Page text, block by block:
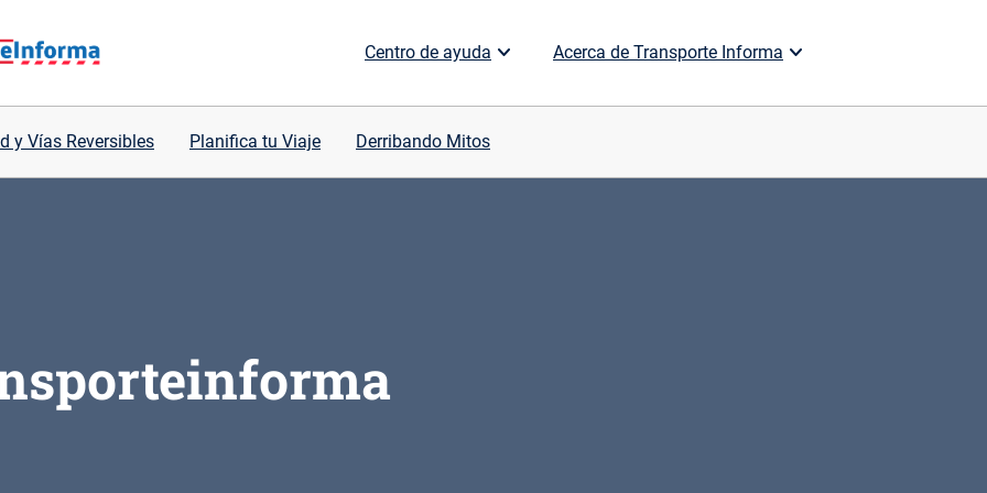
Centro de ayuda Acerca de Transporte Informa
y Vías Reversibles Planifica tu Viaje Derribando Mitos